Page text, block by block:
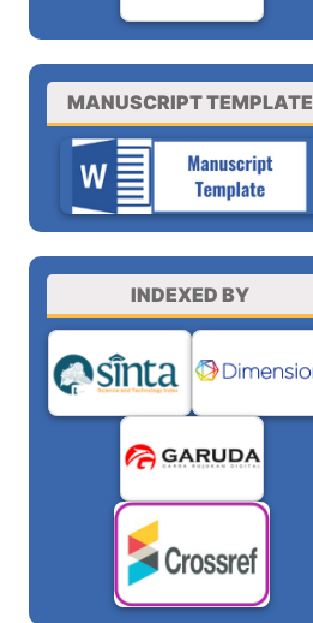
MANUSCRIPT TEMPLATE
INDEXED BY